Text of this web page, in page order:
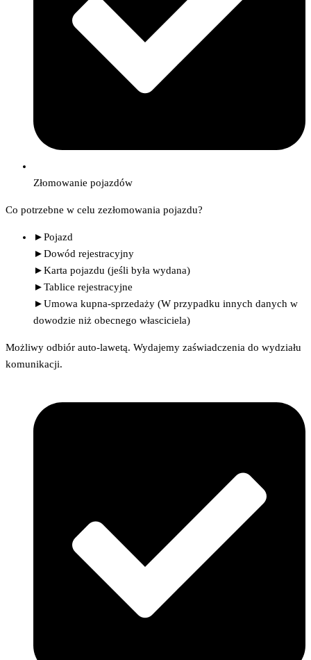
Złomowanie pojazdów
Co potrzebne w celu zezłomowania pojazdu?
►Pojazd
►Dowód rejestracyjny
►Karta pojazdu (jeśli była wydana)
►Tablice rejestracyjne
►Umowa kupna-sprzedaży (W przypadku innych danych w
dowodzie niż obecnego własciciela)
Możliwy odbiór auto-lawetą. Wydajemy zaświadczenia do wydziału
komunikacji.